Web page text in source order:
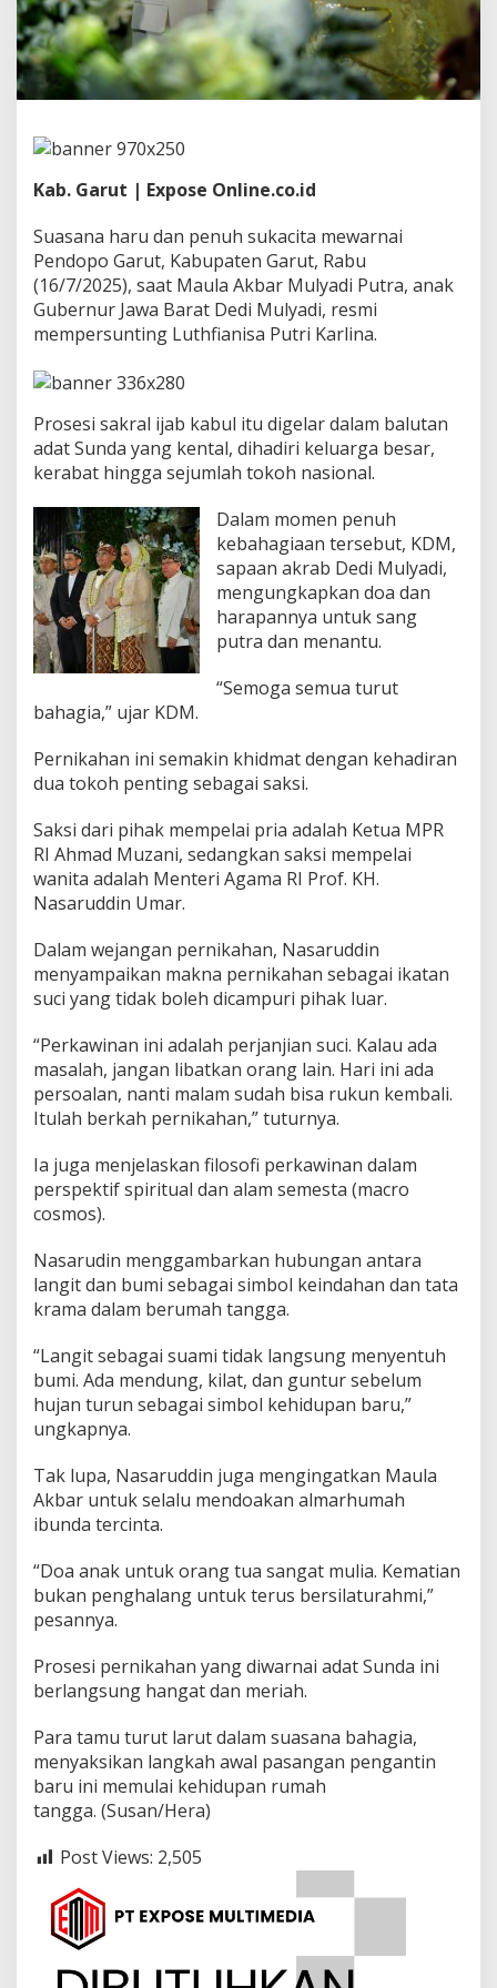
u
b
e
r
n
e
M
u
l
y
a
d
Kab. Garut | Expose Online.co.id
Suasana haru dan penuh sukacita mewarnai
Pendopo Garut, Kabupaten Garut, Rabu
(16/7/2025), saat Maula Akbar Mulyadi Putra, anak
Gubernur Jawa Barat Dedi Mulyadi, resmi
mempersunting Luthfianisa Putri Karlina.
Prosesi sakral ijab kabul itu digelar dalam balutan
adat Sunda yang kental, dihadiri keluarga besar,
kerabat hingga sejumlah tokoh nasional.
Dalam momen penuh
kebahagiaan tersebut, KDM,
sapaan akrab Dedi Mulyadi,
mengungkapkan doa dan
harapannya untuk sang
putra dan menantu.
“Semoga semua turut
bahagia,” ujar KDM.
Pernikahan ini semakin khidmat dengan kehadiran
dua tokoh penting sebagai saksi.
Saksi dari pihak mempelai pria adalah Ketua MPR
RI Ahmad Muzani, sedangkan saksi mempelai
wanita adalah Menteri Agama RI Prof. KH.
Nasaruddin Umar.
Dalam wejangan pernikahan, Nasaruddin
menyampaikan makna pernikahan sebagai ikatan
suci yang tidak boleh dicampuri pihak luar.
“Perkawinan ini adalah perjanjian suci. Kalau ada
masalah, jangan libatkan orang lain. Hari ini ada
persoalan, nanti malam sudah bisa rukun kembali.
Itulah berkah pernikahan,” tuturnya.
Ia juga menjelaskan filosofi perkawinan dalam
perspektif spiritual dan alam semesta (macro
cosmos).
Nasarudin menggambarkan hubungan antara
langit dan bumi sebagai simbol keindahan dan tata
krama dalam berumah tangga.
“Langit sebagai suami tidak langsung menyentuh
bumi. Ada mendung, kilat, dan guntur sebelum
hujan turun sebagai simbol kehidupan baru,”
ungkapnya.
Tak lupa, Nasaruddin juga mengingatkan Maula
Akbar untuk selalu mendoakan almarhumah
ibunda tercinta.
“Doa anak untuk orang tua sangat mulia. Kematian
bukan penghalang untuk terus bersilaturahmi,”
pesannya.
Prosesi pernikahan yang diwarnai adat Sunda ini
berlangsung hangat dan meriah.
Para tamu turut larut dalam suasana bahagia,
menyaksikan langkah awal pasangan pengantin
baru ini memulai kehidupan rumah
tangga. (Susan/Hera)
Post Views: 2,505